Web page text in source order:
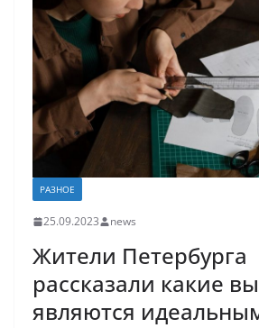
РАЗНОЕ
25.09.2023 news
Жители Петербурга
рассказали какие
являются